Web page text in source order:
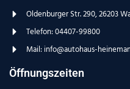
Oldenburger Str. 290, 26203
Telefon: 04407-99800
Mail: info@autohaus-
Öffnungszeiten